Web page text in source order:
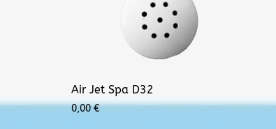
Κατάλογος Επεξεργασίας Νερού
Εταιρικό ΠροφίλAir Jet Spa D32
0,00€